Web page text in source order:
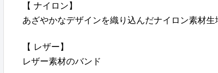
【 ナイロン】
あざやかなデザインを織り込んだナイロン素材生
【 レザー】
レザー素材のバンド